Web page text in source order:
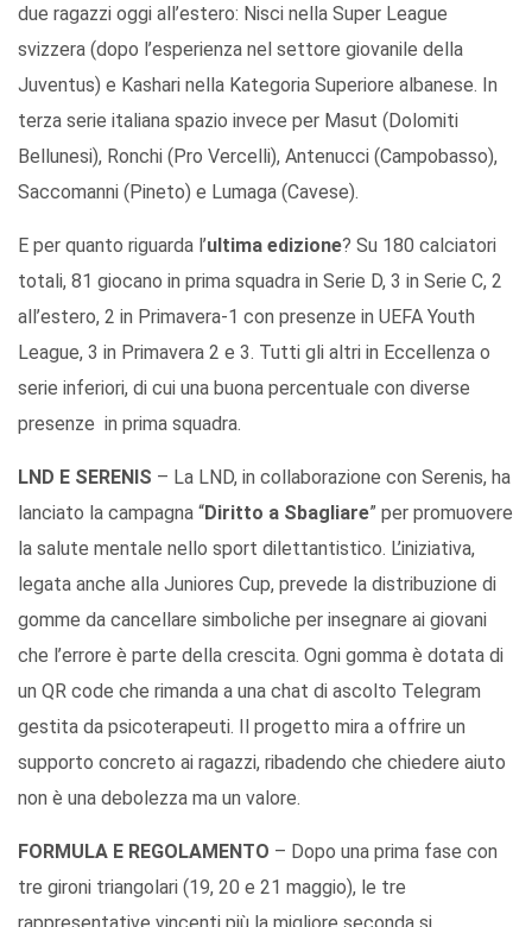
due ragazzi oggi all’estero: Nisci nella Super League
svizzera (dopo l’esperienza nel settore giovanile della
Juventus) e Kashari nella Kategoria Superiore albanese. In
terza serie italiana spazio invece per Masut (Dolomiti
Bellunesi), Ronchi (Pro Vercelli), Antenucci (Campobasso),
Saccomanni (Pineto) e Lumaga (Cavese).
E per quanto riguarda l’ultima edizione? Su 180 calciatori
totali, 81 giocano in prima squadra in Serie D, 3 in Serie C, 2
all’estero, 2 in Primavera-1 con presenze in UEFA Youth
League, 3 in Primavera 2 e 3. Tutti gli altri in Eccellenza o
serie inferiori, di cui una buona percentuale con diverse
presenze in prima squadra.
LND E SERENIS – La LND, in collaborazione con Serenis, ha
lanciato la campagna “Diritto a Sbagliare” per promuovere
la salute mentale nello sport dilettantistico. L’iniziativa,
legata anche alla Juniores Cup, prevede la distribuzione di
gomme da cancellare simboliche per insegnare ai giovani
che l’errore è parte della crescita. Ogni gomma è dotata di
un QR code che rimanda a una chat di ascolto Telegram
gestita da psicoterapeuti. Il progetto mira a offrire un
supporto concreto ai ragazzi, ribadendo che chiedere aiuto
non è una debolezza ma un valore.
FORMULA E REGOLAMENTO – Dopo una prima fase con
tre gironi triangolari (19, 20 e 21 maggio), le tre
rappresentative vincenti più la migliore seconda si